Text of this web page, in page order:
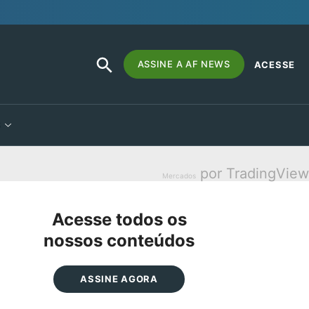
Search
for:
SEARCH
BUTTON
ASSINE A AF NEWS ACESSE
Mercados por TradingView
Acesse todos os
nossos conteúdos
ASSINE AGORA